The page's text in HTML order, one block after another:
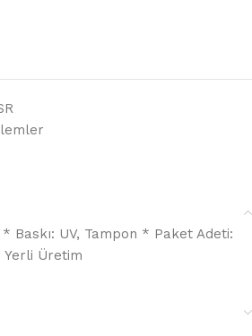
Baskı: UV, Tampon * Paket Adeti:
Yerli Üretim